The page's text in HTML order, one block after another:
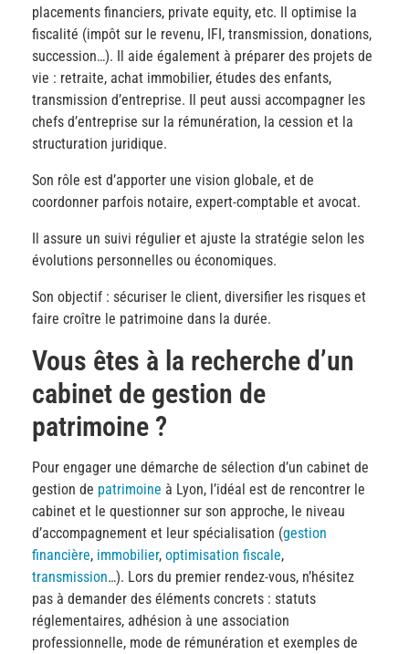
placements financiers, private equity, etc. Il optimise la
fiscalité (impôt sur le revenu, IFI, transmission, donations,
succession…). Il aide également à préparer des projets de
vie : retraite, achat immobilier, études des enfants,
transmission d’entreprise. Il peut aussi accompagner les
chefs d’entreprise sur la rémunération, la cession et la
structuration juridique.
Son rôle est d’apporter une vision globale, et de
coordonner parfois notaire, expert-comptable et avocat.
Il assure un suivi régulier et ajuste la stratégie selon les
évolutions personnelles ou économiques.
Son objectif : sécuriser le client, diversifier les risques et
faire croître le patrimoine dans la durée.
Vous êtes à la recherche d’un
cabinet de gestion de
patrimoine ?
Pour engager une démarche de sélection d’un cabinet de
gestion de patrimoine à Lyon, l’idéal est de rencontrer le
cabinet et le questionner sur son approche, le niveau
d’accompagnement et leur spécialisation (gestion
financière, immobilier, optimisation fiscale,
transmission…). Lors du premier rendez-vous, n’hésitez
pas à demander des éléments concrets : statuts
réglementaires, adhésion à une association
professionnelle, mode de rémunération et exemples de